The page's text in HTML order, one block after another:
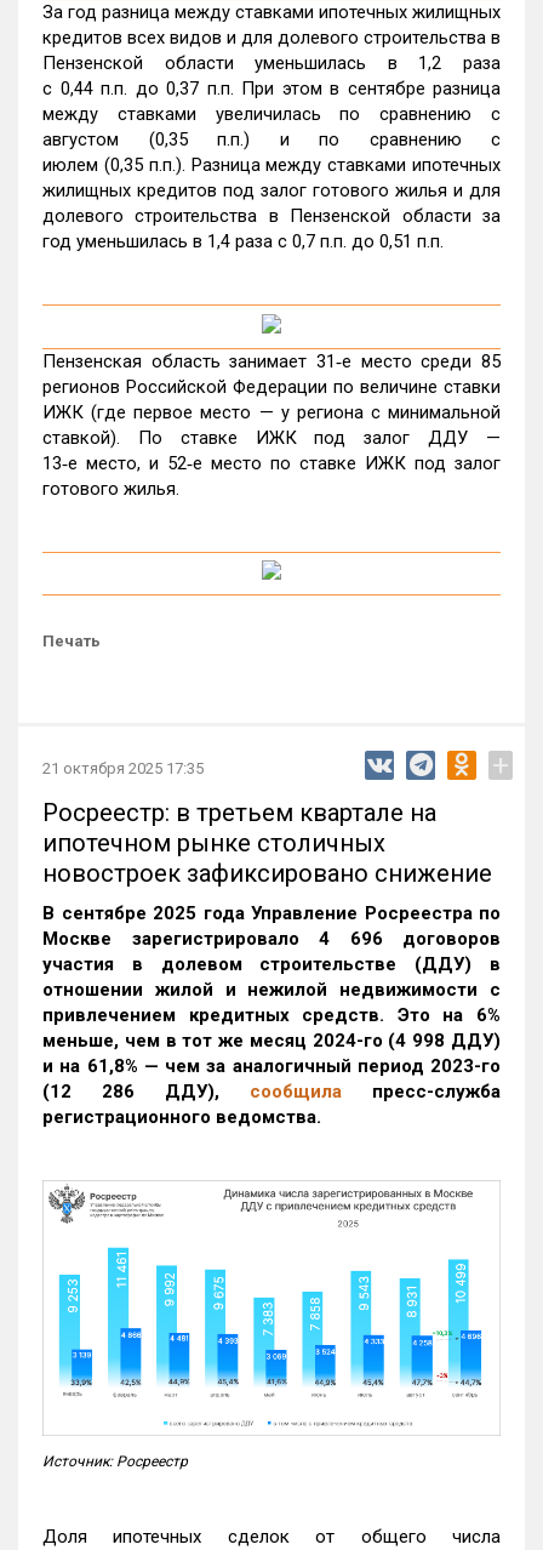
За год разница между ставками ипотечных жилищных
кредитов всех видов и для долевого строительства в
Пензенской области уменьшилась в 1,2 раза
с 0,44 п.п. до 0,37 п.п. При этом в сентябре разница
между ставками увеличилась по сравнению с
августом (0,35 п.п.) и по сравнению с
июлем (0,35 п.п.). Разница между ставками ипотечных
жилищных кредитов под залог готового жилья и для
долевого строительства в Пензенской области за
год уменьшилась в 1,4 раза с 0,7 п.п. до 0,51 п.п.
Пензенская область занимает 31‑е место среди 85
регионов Российской Федерации по величине ставки
ИЖК (где первое место — у региона с минимальной
ставкой). По ставке ИЖК под залог ДДУ —
13‑е место, и 52‑е место по ставке ИЖК под залог
готового жилья.
Печать
21 октября 2025 17:35 +
Росреестр: в третьем квартале на
ипотечном рынке столичных
новостроек зафиксировано снижение
В сентябре 2025 года Управление Росреестра по
Москве зарегистрировало 4 696 договоров
участия в долевом строительстве (ДДУ) в
отношении жилой и нежилой недвижимости с
привлечением кредитных средств. Это на 6%
меньше, чем в тот же месяц 2024-го (4 998 ДДУ)
и на 61,8% — чем за аналогичный период 2023-го
(12 286 ДДУ), сообщила пресс-служба
регистрационного ведомства.
Источник: Росреестр
Доля ипотечных сделок от общего числа